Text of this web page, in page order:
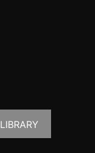
LIBRARY